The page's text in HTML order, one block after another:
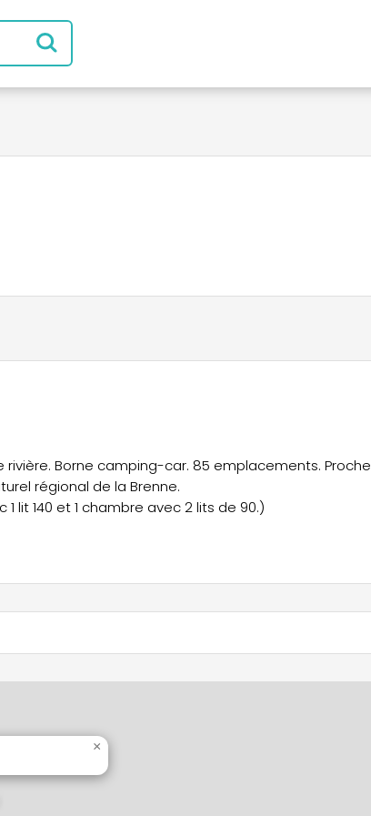
Borne camping-car. 85 emplacements. Proche
régional de la Brenne.
lit 140 et 1 chambre avec 2 lits de 90.)
×